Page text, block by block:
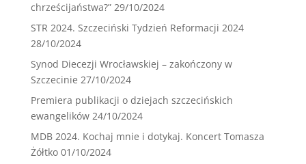
chrześcijaństwa?” 29/10/2024
STR 2024. Szczeciński Tydzień Reformacji 2024
28/10/2024
Synod Diecezji Wrocławskiej – zakończony w
Szczecinie 27/10/2024
Premiera publikacji o dziejach szczecińskich
ewangelików 24/10/2024
MDB 2024. Kochaj mnie i dotykaj. Koncert Tomasza
Żółtko 01/10/2024